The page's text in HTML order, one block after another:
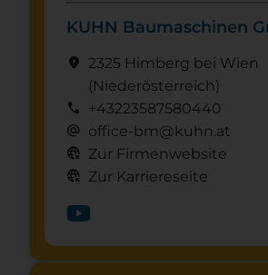
KUHN Baumaschinen
location_on 2325 Himberg bei Wien
(Nieder­österreich)
call +43223587580440
alternate_email office-bm@kuhn.at
captive_portal Zur Firmenwebsite
captive_portal Zur Karriereseite